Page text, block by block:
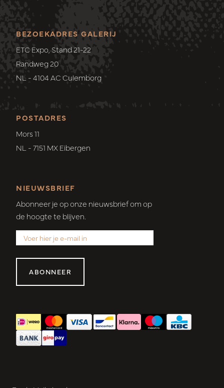
POSTADRES
Mors 11
NL - 7151 MX Eibergen
BEZOEKADRES GALERIJ
ETC Expo, Stand 21-22
Randweg 20
NL - 4104 AC Culemborg
NIEUWSBRIEF
Abonneer je op onze nieuwsbrief om op
de hoogte te blijven.
ABONNEER